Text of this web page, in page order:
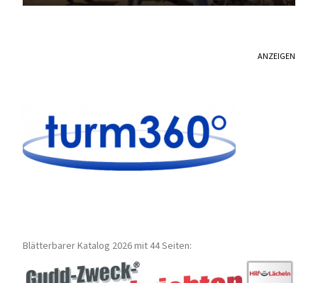
ANZEIGEN
Blätterbarer Katalog 2026 mit 44 Seiten: